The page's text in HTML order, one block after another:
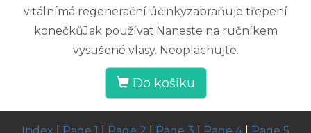
vitálnímá regenerační účinkyzabraňuje třepení
konečkůJak používat:Naneste na ručníkem
vysušené vlasy. Neoplachujte.
Do košíku